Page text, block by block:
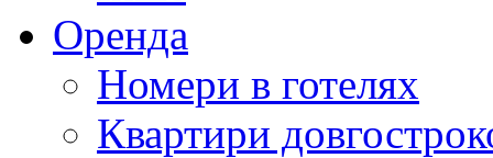
Оренда
Номери в готелях
Квартири